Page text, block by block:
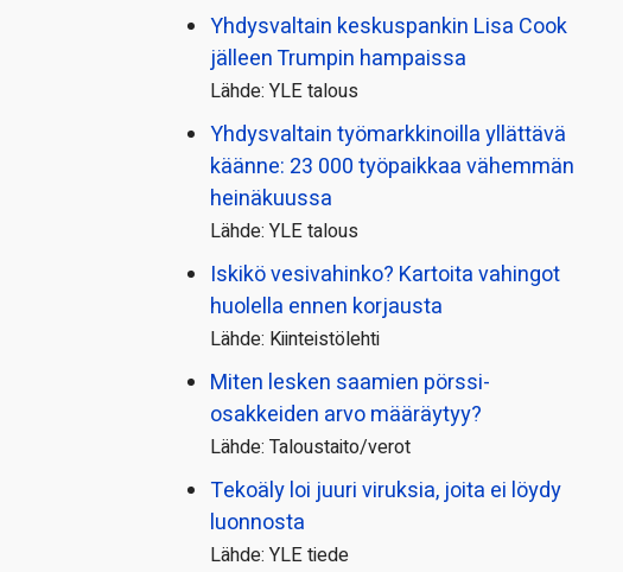
Yhdysvaltain keskuspankin Lisa Cook
jälleen Trumpin hampaissa
Lähde: YLE talous
Yhdysvaltain työmarkkinoilla yllättävä
käänne: 23 000 työpaikkaa vähemmän
heinäkuussa
Lähde: YLE talous
Iskikö vesivahinko? Kartoita vahingot
huolella ennen korjausta
Lähde: Kiinteistölehti
Miten lesken saamien pörssi­
osakkeiden arvo määräytyy?
Lähde: Taloustaito/verot
Tekoäly loi juuri viruksia, joita ei löydy
luonnosta
Lähde: YLE tiede